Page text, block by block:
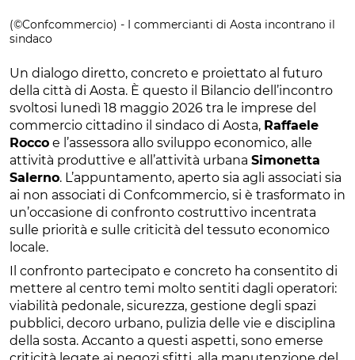
(©Confcommercio) - I commercianti di Aosta incontrano il
sindaco
Un dialogo diretto, concreto e proiettato al futuro
della città di Aosta. È questo il Bilancio dell’incontro
svoltosi lunedì 18 maggio 2026 tra le imprese del
commercio cittadino il sindaco di Aosta, Raffaele
Rocco e l’assessora allo sviluppo economico, alle
attività produttive e all’attività urbana Simonetta
Salerno. L’appuntamento, aperto sia agli associati sia
ai non associati di Confcommercio, si è trasformato in
un’occasione di confronto costruttivo incentrata
sulle priorità e sulle criticità del tessuto economico
locale.
Il confronto partecipato e concreto ha consentito di
mettere al centro temi molto sentiti dagli operatori:
viabilità pedonale, sicurezza, gestione degli spazi
pubblici, decoro urbano, pulizia delle vie e disciplina
della sosta. Accanto a questi aspetti, sono emerse